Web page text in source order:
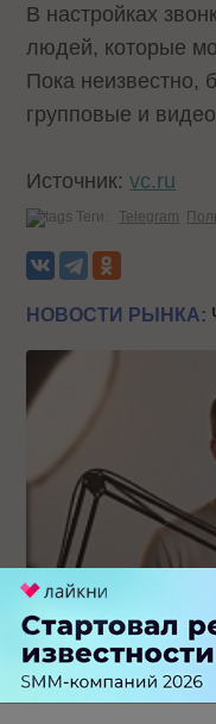
В настройках
людей, которые
Пока неизвестно,
групповые и
Источник:vc.ru
Теги: Telegram
НОВОСТИ РЫНКА:
Российский рынок
стагнации после